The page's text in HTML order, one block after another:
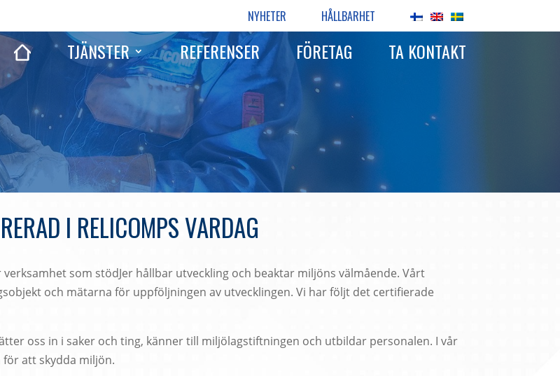
NYHETER HÅLLBARHET
TJÄNSTER REFERENSER FÖRETAG TA KONTAKT
I RELICOMPS VARDAG
som stödJer hållbar utveckling och beaktar miljöns välmående. Vårt
och mätarna för uppföljningen av utvecklingen. Vi har följt det certifierade
oss in i saker och ting, känner till miljölagstiftningen och utbildar personalen. I vår
att skydda miljön.